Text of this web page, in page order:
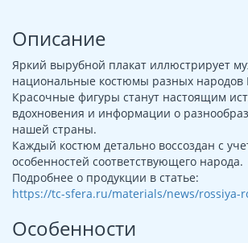
Описание
Яркий вырубной плакат иллюстрирует
национальные костюмы разных народов
Красочные фигуры станут настоящим
вдохновения и информации о
нашей страны.
Каждый костюм детально воссоздан с
особенностей соответствующего народа.
Подробнее о продукции в статье:
https://tc-sfera.ru/materials/news/rossiya-
Особенности